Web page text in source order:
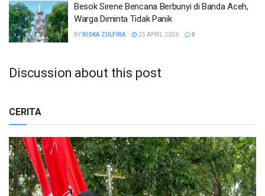
Besok Sirene Bencana Berbunyi di Banda Aceh,
Warga Diminta Tidak Panik
BY RISKA ZULFIRA 25 APRIL 2026 0
Discussion about this post
CERITA